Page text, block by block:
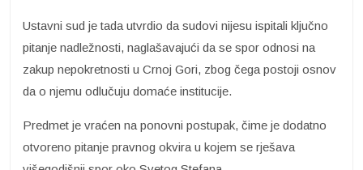
Ustavni sud je tada utvrdio da sudovi nijesu ispitali ključno
pitanje nadležnosti, naglašavajući da se spor odnosi na
zakup nepokretnosti u Crnoj Gori, zbog čega postoji osnov
da o njemu odlučuju domaće institucije.
Predmet je vraćen na ponovni postupak, čime je dodatno
otvoreno pitanje pravnog okvira u kojem se rješava